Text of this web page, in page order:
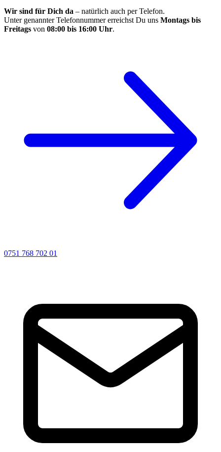
Wir sind für Dich da – natürlich auch per Telefon.
Unter genannter Telefonnummer erreichst Du uns Montags bis
Freitags von 08:00 bis 16:00 Uhr.
0751 768 702 01